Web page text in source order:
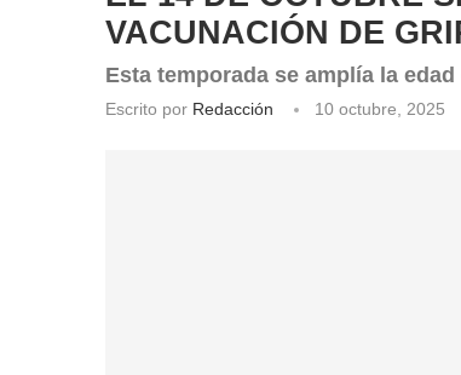
VACUNACIÓN DE
Esta temporada se amplía la
Escrito por Redacción 10 octubre, 2025